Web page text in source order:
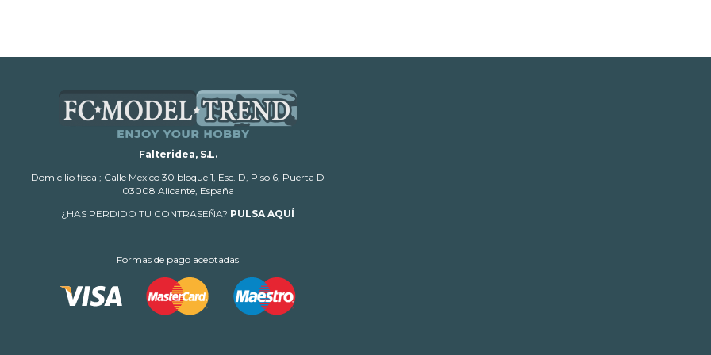
Falteridea, S.L.
Domicilio fiscal; Calle Mexico 30 bloque 1, Esc. D, Piso 6, Puerta D
03008 Alicante, España
¿HAS PERDIDO TU CONTRASEÑA? PULSA AQUÍ
Formas de pago aceptadas